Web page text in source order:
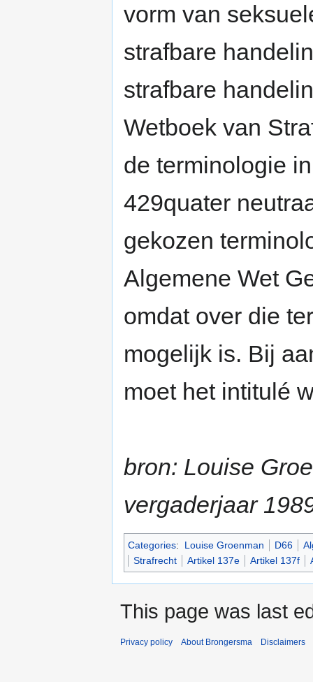
vorm van
strafbare
strafbare
Wetboek van
de terminologie
429quater
gekozen
Algemene Wet
omdat over die
mogelijk is. Bij
moet het intitulé
bron: Louise
vergaderjaar
Categories: Louise Groenman D66
Strafrecht
Artikel 137e Artikel 137f
This page was last
Privacy policy About Brongersma Disclaimers